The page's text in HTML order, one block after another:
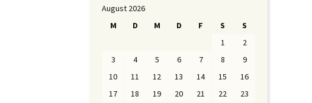
August 2026
M
D M D F S S
1
2
3
4 5 6 7 8
9
10
11 12 13 14 15
16
17
18 19 20 21 22
23